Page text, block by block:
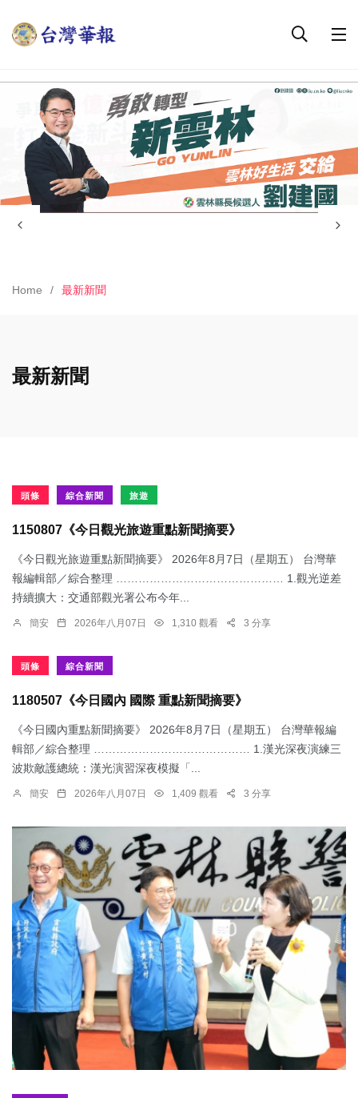
Home 最新新聞
最新新聞
頭條 綜合新聞 旅遊
1150807《今日觀光旅遊重點新聞摘要》
《今日觀光旅遊重點新聞摘要》 2026年8月7日（星期五） 台灣華
報編輯部／綜合整理 ……………………………………… 1.觀光逆差
持續擴大：交通部觀光署公布今年...
簡安 2026年八月07日 1,310 觀看 3 分享
頭條 綜合新聞
1180507《今日國內 國際 重點新聞摘要》
《今日國內重點新聞摘要》 2026年8月7日（星期五） 台灣華報編
輯部／綜合整理 …………………………………… 1.漢光深夜演練三
波欺敵護總統：​漢光演習深夜模擬「...
簡安 2026年八月07日 1,409 觀看 3 分享